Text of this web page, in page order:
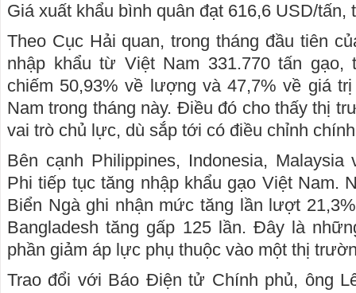
Giá xuất khẩu bình quân đạt 616,6 USD/tấn,
Theo Cục Hải quan, trong tháng đầu tiên
nhập khẩu từ Việt Nam 331.770 tấn gạo,
chiếm 50,93% về lượng và 47,7% về giá
Nam trong tháng này. Điều đó cho thấy thị
vai trò chủ lực, dù sắp tới có điều chỉnh
Bên cạnh Philippines, Indonesia,
Phi tiếp tục tăng nhập khẩu gạo Việt Nam.
Biển Ngà ghi nhận mức tăng lần lượt
Bangladesh tăng gấp 125 lần. Đây là
phần giảm áp lực phụ thuộc vào một thị
Trao đổi với Báo Điện tử Chính phủ, ông